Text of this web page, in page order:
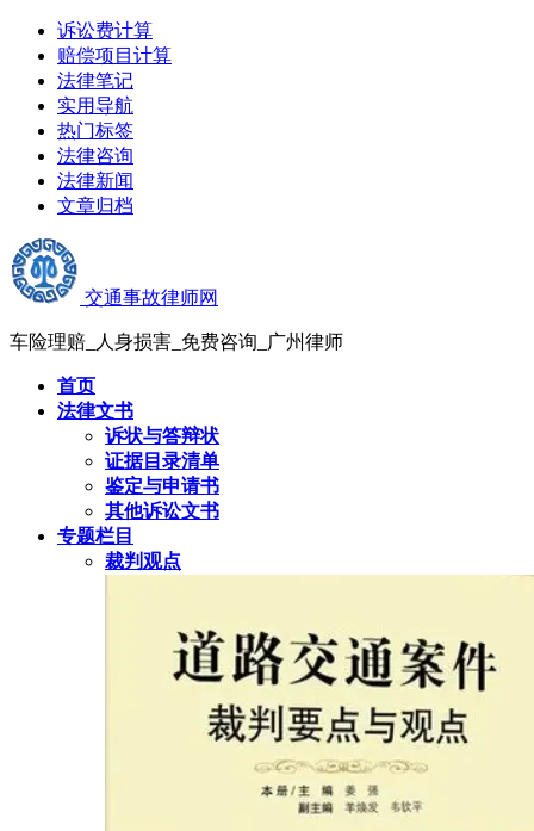
诉讼费计算
赔偿项目计算
法律笔记
实用导航
热门标签
法律咨询
法律新闻
文章归档
交通事故律师网
车险理赔_人身损害_免费咨询_广州律师
首页
法律文书
诉状与答辩状
证据目录清单
鉴定与申请书
其他诉讼文书
专题栏目
裁判观点